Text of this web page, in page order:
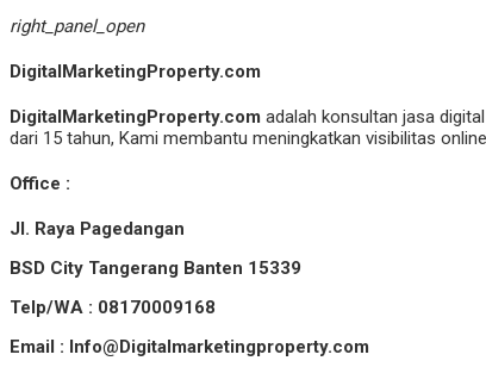
right_panel_open
DigitalMarketingProperty.com
DigitalMarketingProperty.com adalah konsultan jasa
dari 15 tahun, Kami membantu meningkatkan visibilitas
Office :
Jl. Raya Pagedangan
BSD City Tangerang Banten 15339
Telp/WA : 08170009168
Email : Info@Digitalmarketingproperty.com